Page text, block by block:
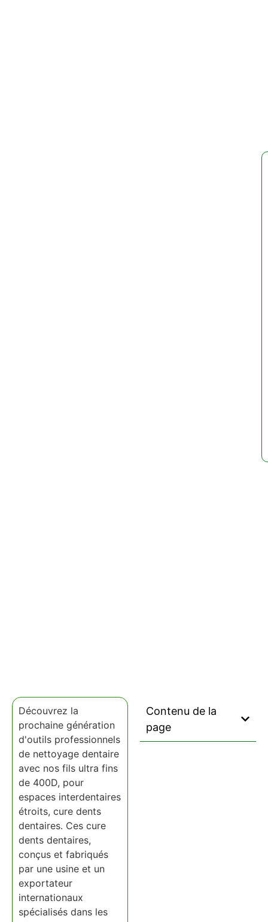
Découvrez la
prochaine génération
d'outils professionnels
de nettoyage dentaire
avec nos fils ultra fins
de 400D, pour
espaces interdentaires
étroits, cure dents
dentaires. Ces cure
dents dentaires,
conçus et fabriqués
par une usine et un
exportateur
internationaux
spécialisés dans les
Contenu de la
page